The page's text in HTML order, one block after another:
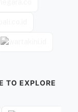
TO EXPLORE